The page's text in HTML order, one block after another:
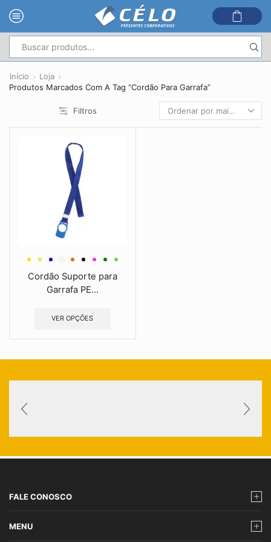
de
Início
Loja
Produtos Marcados Com A Tag “Cordão Para Garrafa”
Filtros
Cordão Suporte para
Garrafa PE...
VER OPÇÕES
FALE CONOSCO
MENU